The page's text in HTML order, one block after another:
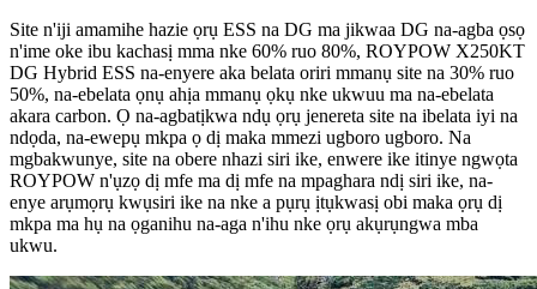
Site n'iji amamihe hazie ọrụ ESS na DG ma jikwaa DG na-agba ọsọ
n'ime oke ibu kachasị mma nke 60% ruo 80%, ROYPOW X250KT
DG Hybrid ESS na-enyere aka belata oriri mmanụ site na 30% ruo
50%, na-ebelata ọnụ ahịa mmanụ ọkụ nke ukwuu ma na-ebelata
akara carbon. Ọ na-agbatịkwa ndụ ọrụ jenereta site na ibelata iyi na
ndọda, na-ewepụ mkpa ọ dị maka mmezi ugboro ugboro. Na
mgbakwunye, site na obere nhazi siri ike, enwere ike itinye ngwọta
ROYPOW n'ụzọ dị mfe ma dị mfe na mpaghara ndị siri ike, na-
enye arụmọrụ kwụsiri ike na nke a pụrụ ịtụkwasị obi maka ọrụ dị
mkpa ma hụ na ọganihu na-aga n'ihu nke ọrụ akụrụngwa mba
ukwu.